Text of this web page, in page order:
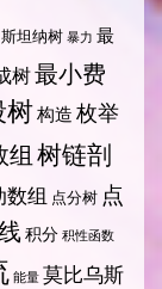
斯坦纳树 暴力 最
树最小费
树构造 枚举
组 树链剖
数组 点分树 点
积分 积性函数
能量 莫比乌斯